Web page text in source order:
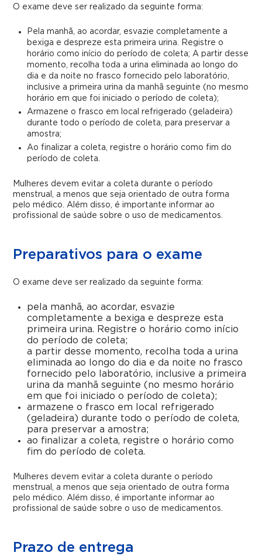
O exame deve ser realizado da seguinte forma:
Pela manhã, ao acordar, esvazie completamente a
bexiga e despreze esta primeira urina. Registre o
horário como início do período de coleta; A partir desse
momento, recolha toda a urina eliminada ao longo do
dia e da noite no frasco fornecido pelo laboratório,
inclusive a primeira urina da manhã seguinte (no mesmo
horário em que foi iniciado o período de coleta);
Armazene o frasco em local refrigerado (geladeira)
durante todo o período de coleta, para preservar a
amostra;
Ao finalizar a coleta, registre o horário como fim do
período de coleta.
Mulheres devem evitar a coleta durante o período
menstrual, a menos que seja orientado de outra forma
pelo médico. Além disso, é importante informar ao
profissional de saúde sobre o uso de medicamentos.
Preparativos para o exame
O exame deve ser realizado da seguinte forma:
pela manhã, ao acordar, esvazie
completamente a bexiga e despreze esta
primeira urina. Registre o horário como início
do período de coleta;
a partir desse momento, recolha toda a urina
eliminada ao longo do dia e da noite no frasco
fornecido pelo laboratório, inclusive a primeira
urina da manhã seguinte (no mesmo horário
em que foi iniciado o período de coleta);
armazene o frasco em local refrigerado
(geladeira) durante todo o período de coleta,
para preservar a amostra;
ao finalizar a coleta, registre o horário como
fim do período de coleta.
Mulheres devem evitar a coleta durante o período
menstrual, a menos que seja orientado de outra forma
pelo médico. Além disso, é importante informar ao
profissional de saúde sobre o uso de medicamentos.
Prazo de entrega